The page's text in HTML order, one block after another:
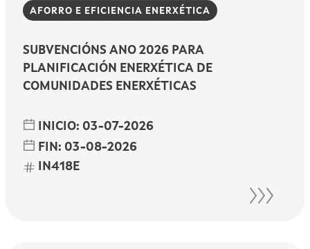
AFORRO E EFICIENCIA ENERXÉTICA
SUBVENCIÓNS ANO 2026 PARA
PLANIFICACIÓN ENERXÉTICA DE
COMUNIDADES ENERXÉTICAS
INICIO: 03-07-2026
FIN: 03-08-2026
IN418E